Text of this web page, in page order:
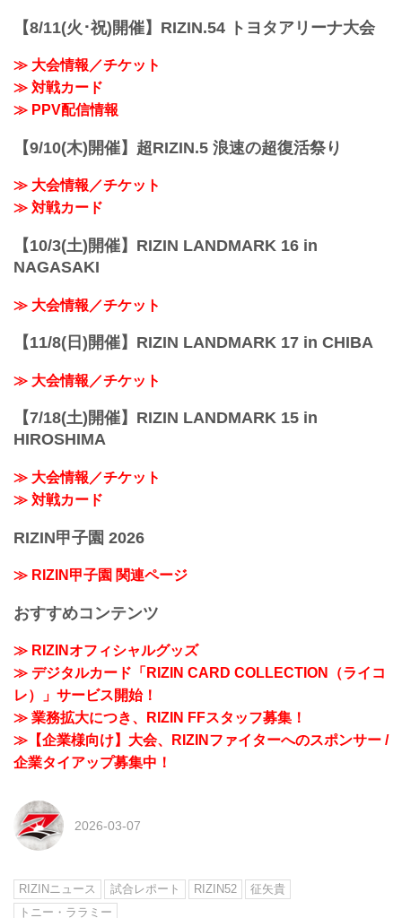
【8/11(火･祝)開催】RIZIN.54 トヨタアリーナ大会
≫ 大会情報／チケット
≫ 対戦カード
≫ PPV配信情報
【9/10(木)開催】超RIZIN.5 浪速の超復活祭り
≫ 大会情報／チケット
≫ 対戦カード
【10/3(土)開催】RIZIN LANDMARK 16 in
NAGASAKI
≫ 大会情報／チケット
【11/8(日)開催】RIZIN LANDMARK 17 in CHIBA
≫ 大会情報／チケット
【7/18(土)開催】RIZIN LANDMARK 15 in
HIROSHIMA
≫ 大会情報／チケット
≫ 対戦カード
RIZIN甲子園 2026
≫ RIZIN甲子園 関連ページ
おすすめコンテンツ
≫ RIZINオフィシャルグッズ
≫ デジタルカード「RIZIN CARD COLLECTION（ライコ
レ）」サービス開始！
≫ 業務拡大につき、RIZIN FFスタッフ募集！
≫【企業様向け】大会、RIZINファイターへのスポンサー /
企業タイアップ募集中！
2026-03-07
RIZINニュース 試合レポート RIZIN52
征矢貴
トニー・ララミー